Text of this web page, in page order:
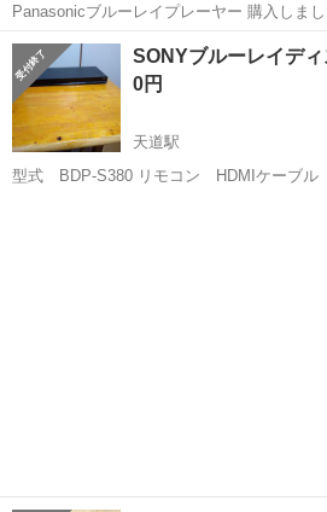
Panasonicブルーレイプレーヤー 購入しまし
保管していました。 写真掲載のものが付属
イトでも出品しており早いもの勝ちとなり
※録画機能はありません...
福岡 福岡市 映像プレーヤー、レコ
SONYブルーレイデ
0円
天道駅
型式 BDP-S380 リモコン HDMIケーブル